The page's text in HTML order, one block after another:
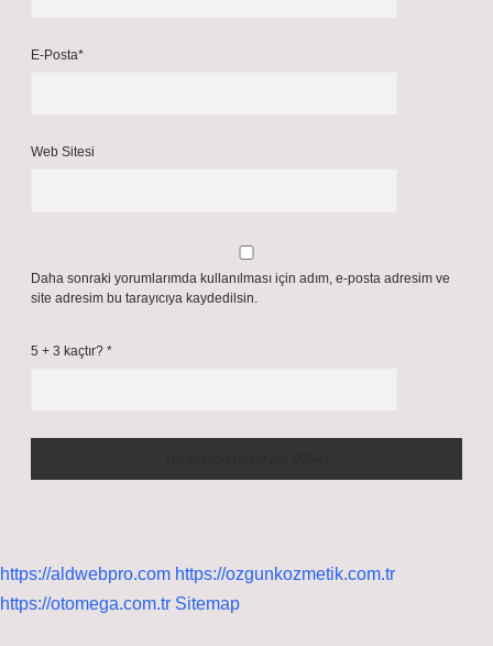
E-Posta*
Web Sitesi
Daha sonraki yorumlarımda kullanılması için adım, e-posta adresim ve
site adresim bu tarayıcıya kaydedilsin.
5 + 3 kaçtır? *
https://aldwebpro.com https://ozgunkozmetik.com.tr
https://otomega.com.tr Sitemap